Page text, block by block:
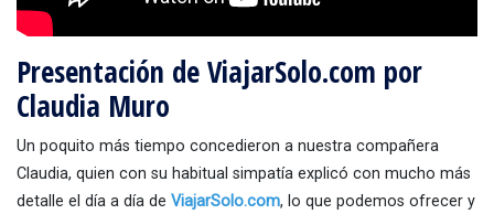
Presentación de ViajarSolo.com por
Claudia Muro
Un poquito más tiempo concedieron a nuestra compañera
Claudia, quien con su habitual simpatía explicó con mucho más
detalle el día a día de ViajarSolo.com, lo que podemos ofrecer y